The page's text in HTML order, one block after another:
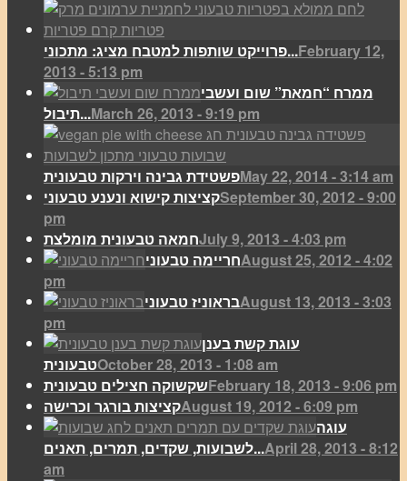
פרוייקט שותפות למטבח מציג: מתכוני...February 12,
2013 - 5:13 pm
ממרח “חמאת” שום ועשבי
תיבול...March 26, 2013 - 9:19 pm
פשטידת גבינה וירקות טבעוניתMay 22, 2014 - 3:14 am
קציצות קישוא ונענע טבעוניSeptember 30, 2012 - 9:00
pm
חמאה טבעונית מומלצתJuly 9, 2013 - 4:03 pm
חריימה טבעוניAugust 25, 2012 - 4:02
pm
בראוניז טבעוניAugust 13, 2013 - 3:03
pm
עוגת קשת בענן
טבעוניתOctober 28, 2013 - 1:08 am
שקשוקה חצילים טבעוניתFebruary 18, 2013 - 9:06 pm
קציצות בורגר וכרישהAugust 19, 2012 - 6:09 pm
עוגה
לשבועות, שקדים, תמרים, תאנים...April 28, 2013 - 8:12
am